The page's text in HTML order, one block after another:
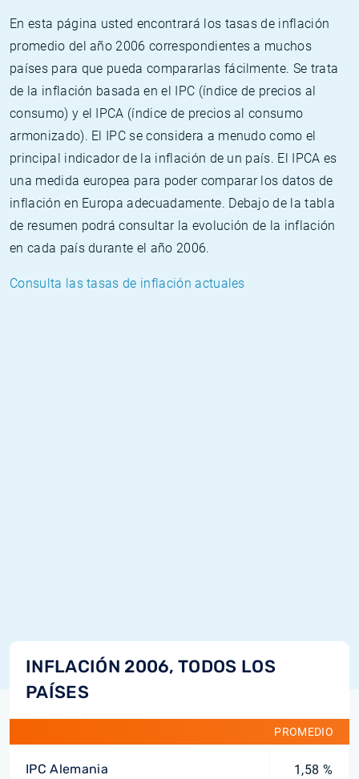
En esta página usted encontrará los tasas de inflación
promedio del año 2006 correspondientes a muchos
países para que pueda compararlas fácilmente. Se trata
de la inflación basada en el IPC (índice de precios al
consumo) y el IPCA (índice de precios al consumo
armonizado). El IPC se considera a menudo como el
principal indicador de la inflación de un país. El IPCA es
una medida europea para poder comparar los datos de
inflación en Europa adecuadamente. Debajo de la tabla
de resumen podrá consultar la evolución de la inflación
en cada país durante el año 2006.
Consulta las tasas de inflación actuales
INFLACIÓN 2006, TODOS LOS
PAÍSES
PROMEDIO
IPC Alemania 1,58 %